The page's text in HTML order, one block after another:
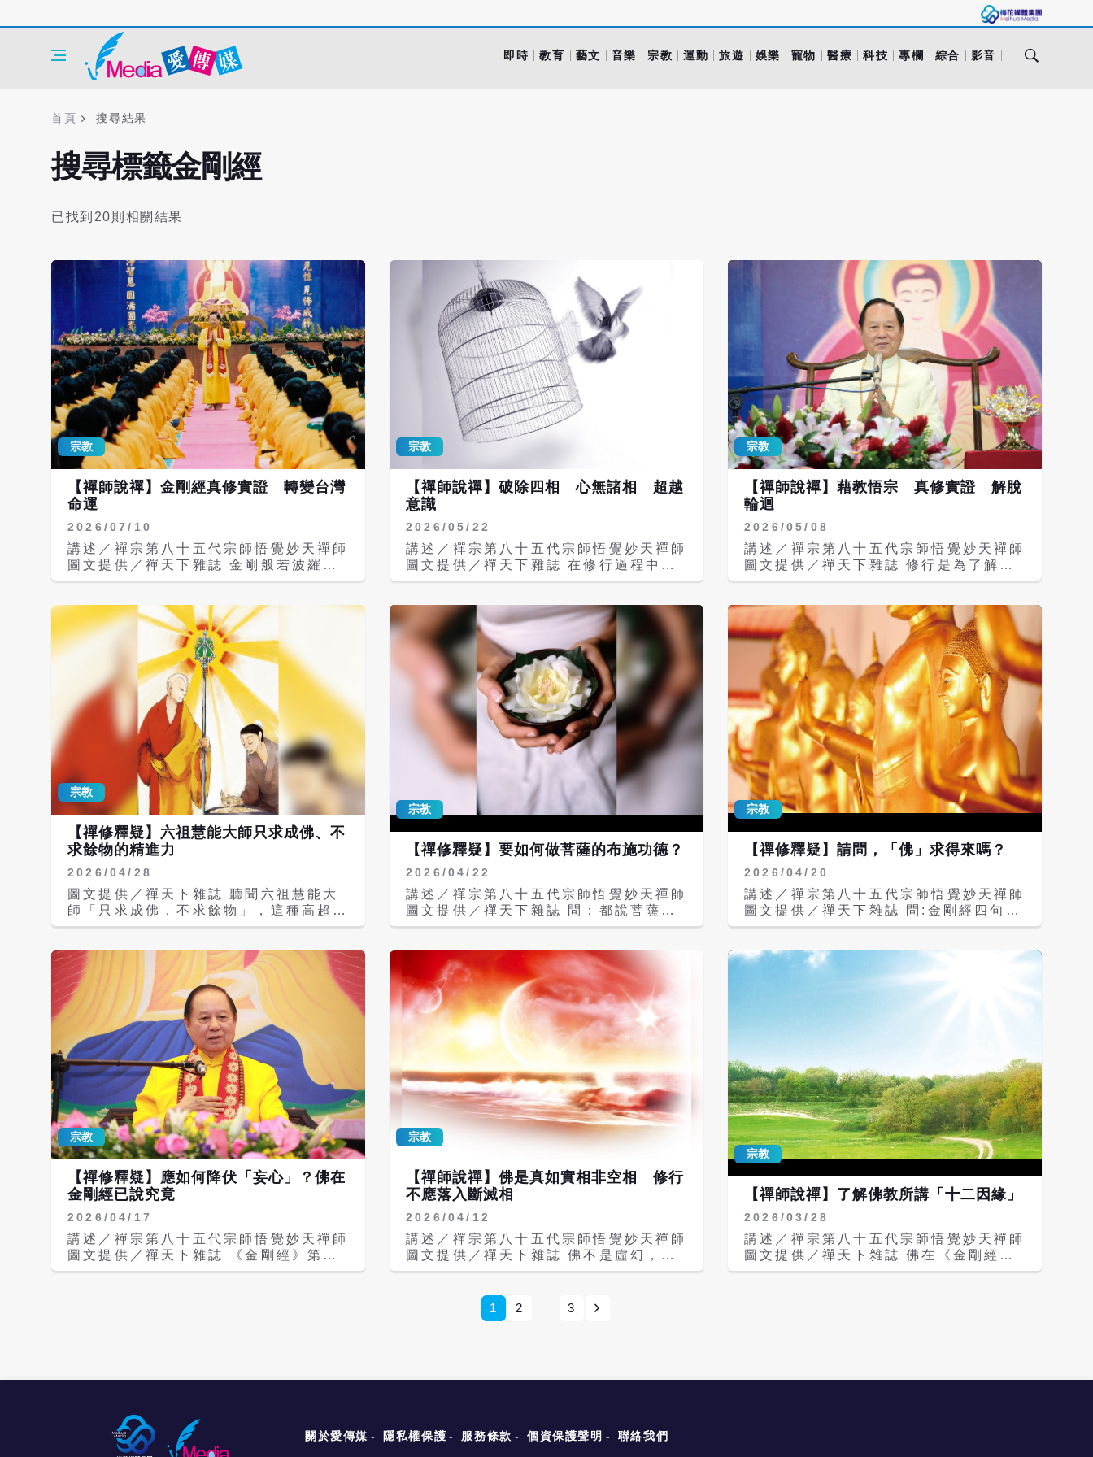
即時 教育 藝文 音樂 宗教 運動 旅遊 娛樂 寵物 醫療 科技 專欄 綜合 影音
首頁 搜尋結果
搜尋標籤金剛經
已找到20則相關結果
宗教
【禪師說禪】金剛經真修實證 轉變台灣
命運
2026/07/10
講述／禪宗第八十五代宗師悟覺妙天禪師
圖文提供／禪天下雜誌 金剛般若波羅
蜜，最尊貴、最殊勝、最為第一，為阿耨
出。 世尊於般若十六會中，特別在第九
會時，為大乘者、最上乘者說此經，足見
《金剛經》對於啟發修行人開悟的智慧，
是相當重要的。 佛告須菩提：「金剛經
有不可思議、不可稱量、無邊功德，如來
為發大乘者說、為發最上乘者說：若有人
能受持、請頌廣為人說，如來悉知是人，
悉見是人，皆成就不可量、不可稱、無有
邊不可思議功德。如是人則荷擔如來阿耨
多羅三藐三菩提。」 因此，現代修行人
應該打破傳統看經、讀經、誦經的習慣，
更進一步的深刻體會佛說《金剛經》的真
實義，也就是要真修實證，讓《金剛經》
成為一部真正的「活的金剛經」。 如果
台灣人民都能瞭解《金剛經》的真實義，
同時實際將經中的智慧運用於生活之中，
就能清淨每個人的磁場，而這一股共有的
清淨力量，也會改變來自於低層次、干擾
人類的惡質磁場，讓惡運遠離、災難不
不是用來朗讀、背誦的，而是要真修實
證。但在進入真修實證《金剛經》之前，
首先要瞭解什麼是《金剛經》。 《金剛
經》全名為《金剛般若波羅蜜經》，或稱
為《大乘金剛般若波羅蜜經》，因為這是
一部開悟成就的經典，是大乘菩薩所修行
的。 什麼是「大乘」？ 一般人依修行目
的或修行方法的不同，而將佛法分為小
乘、大乘、最上乘（或稱無上乘）： 1.
小乘佛法：即「獨覺禪」，只修自己，自
修自證。 2.大乘佛法：「自覺覺他、自
度度他」的禪行菩薩。 3.最上乘佛法：
修行「當下開悟、一世成佛」的無上正等
正覺法門，也就是成就佛菩薩。 什麼是
「金剛」？ 修行是從「凡人」開始修
起，一般說來，要經過三大阿僧祇劫，才
能夠「超凡入聖」，修到佛菩薩的果位。
所謂三大阿僧祇劫，並不是指時間的長
短，而是指三界－欲界、色界、無色界；
也就是說，修行要超越三界，然後才能夠
是指大智慧，不是一般所謂的聰明。大智
「人」來修行？如果你懂得與內在的靈性
相應，就可以得到大智慧，什麼樣的智
宗教
【禪師說禪】破除四相 心無諸相 超越
意識
2026/05/22
講述／禪宗第八十五代宗師悟覺妙天禪師
圖文提供／禪天下雜誌 在修行過程中，
難免會遇到許多意識的障礙，因為在修行
無常、生滅現象，以及很多的障礙。這些
障礙來自於意識，也就是偏見，而偏見往
往又是由執著所造成，因此「執著」是修
行人最大的敵人。 在成佛之前，最大的
障礙就是自己，因為人心無常，想來想去
的，會想出一堆障礙來自我困擾，甚至還
會因此生起傲慢心、懷疑心，或是想不
開，滿腦子負面思想。 這種心理的障
礙，嚴格來說，等於是「地獄」。一位修
行者，則會將煩惱、痛苦等等知識層面的
困擾，轉變為心靈上「常樂我淨」的境
菩提樹下證道時，曾感慨地說：「眾生皆
我執與法執」，而人之所以會有我執與法
執，就是受困於貪瞋癡慢疑三毒二邪，心
住四相，所以不得解脫。 《心經》上也
說：「觀自在菩薩，行深般若波羅蜜多
時，照見五蘊皆空，度一切苦厄」，就是
是「我相」，如果能夠超越「我」，遠離
我相，那什麼煩惱也不會住進我們的心，
修行人應該要有這種認知。 而法執是什
麼？即是對「法」的執著，凡事一定要照
自己的方法來做，依自己得來的知識或經
驗，作為判斷衡量的標準，不知變通，無
法對事物做全盤了解，是一種所知的障
礙。 從最究竟的角度來看，人會產生我
執與法執，其根源來自於眾生的習性沒有
滅度、沒有解脫。什麼是眾生的習性？即
貪瞋癡慢疑三毒二邪，這些習性都要徹底
地滅度，因此在修行上，我們要特別留意
自己的心。 成就佛菩薩並不難，就是要
將三毒二邪「貪瞋癡慢疑」的眾生根塵全
部解脫、全部滅度，那麼就可以進入聖
位。如果不能滅度，在修行上就會有阻
礙，也就無法如願到達佛國淨土。 所謂
「貪」，指的是貪心，不只是將非我之物
而占為己有，凡是超越本份的事就是貪；
該如何突破貪心？則要從知足常樂做起。
或是對人對事因不如己意就埋怨，心裡有
不平怨恨，也包括吵架、打架、暴力、忌
「癡」，癡心，什麼是癡心？就是迷惑執
了滿足自己的欲望，或心理的期望，到廟
裡去求神明保佑，請神明幫助他完成願
宗教
【禪師說禪】藉教悟宗 真修實證 解脫
輪迴
2026/05/08
講述／禪宗第八十五代宗師悟覺妙天禪師
圖文提供／禪天下雜誌 修行是為了解脫
輪迴，讓無生無滅的神聖靈性，不要一直
好是到佛菩薩的境界，這是我們修行的目
的。 佛法，是讓人們開悟人生來處和往
生去處，並且真修實證，解脫輪迴的菩提
心法。 可惜很多人都不瞭解，都在人世
間醉生夢死、顛倒夢想，把最重要的靈性
解脫放在一邊，只追求色身的需要。 其
實色身的一切，當最後一口氣結束的時
候，什麼都沒了。可是一般人都沒有這種
覺醒，不開悟，只追求、滿足人生在世的
這一段期間，不瞭解往生後靈性的去處，
到底是上天堂、上佛國，還是下地獄。
因為大部份的人，都只相信自己的感官所
感覺到的事物，而天堂、地獄看不見，所
候，因果律一定現前，即使這一輩子沒有
做過什麼惡業的人，也會因為累世以來造
的業，而逃不過因果。 然而，當業報現
前時，就是災難，就是痛苦。 我們希望
這一世所修的正法，能夠讓自己在這一世
解脫到最後清淨根性，明心見性。 因
此，修行是為了明心，為了見性，為了成
佛;如果不是為了明心，不是為了見性成
理，這種真修實證的方法，就是我們所教
的「印心佛法」和「印心禪法」。 「印
心佛法」是成就佛陀的般若，是成佛的智
慧；「印心禪法」是師父經過修行以後，
所見證的方法。 超越障礙 以達解脫 所
以，要解脫，首先要能見性，我想大家應
該瞭解，修行不能見性的原因，是因為三
礙，以及累世業力的障礙。如果你不能滅
度這三大障礙，是很難見性的。 比方像
身體的障礙，就是色身眾生的意識，我們
身體裡面的眾生，包括皮、肉、血、骨髓
等等，包括整個系統、整個器官、整個細
一樣，因為體內包含了祖先的遺傳因子，
宗教
【禪修釋疑】六祖慧能大師只求成佛、不
求餘物的精進力
2026/04/28
圖文提供／禪天下雜誌 聽聞六祖慧能大
師「只求成佛，不求餘物」，這種高超的
精神力令人感佩，祂的修行歷程是如何？
小就過著清苦的日子，沒有錢唸書，所以
也不識字。他的父親本是個地方官，後來
辭官了，在慧能大師三歲的時候因病往
生，留下孤兒寡母相依為命。 六祖的母
親平日做些針繡縫補的零工，賺些蕃薯、
木薯、芋頭回來當粥飯，六祖則每天以砍
柴、賣柴為生，母子兩人就這麼過著家無
隔宿之糧的窮苦日子，勉強可以維持溫
飽。一般人若是像他這樣，哪裡還會想到
要修行？可是六祖不一樣，他是真正的大
根器者。 有一天，當六祖將所砍的柴送
到一家客棧去賣的時候，聽到有人在誦讀
《金剛經》，他深受吸引，便上前去請
教。這個人告訴六祖：「弘忍大師正在東
禪寺說法，門下有一千多人，我就是在他
那裡聽受這部《金剛經》的。弘忍大師要
我們依經中所言來修行，就可以明心見
性，直了成佛。」這一番話，聽得慧能大
師心生嚮往。 不過，雖然六祖很想到東
禪寺去，但孝順的他又擔心母親沒人照
了黃梅縣的東禪寺，拜見五祖弘忍大師。
麼？」六祖回答：「我是閩南人，來這裡
是為了拜師求作佛，不求餘物。」五祖知
道他是大根器者，就刻意出個難題考考
宗教
【禪修釋疑】要如何做菩薩的布施功德？
2026/04/22
講述／禪宗第八十五代宗師悟覺妙天禪師
圖文提供／禪天下雜誌 問：都說菩薩要
做「布施功德」。要如何做呢？ 答：布
人對於布施的認知，大多是指金錢布施，
或是對眾生的「身體」行布施，比方像救
助苦難、疾病，或是為建造廟宇而奉獻，
甚至像照顧流浪狗等等，這些都是對人的
身體、對眾生、動物的身體所作的布施，
是發慈悲心去做善事，是一種有相的布
施，可以累積福德，將來可以升天。 真
正的功德是無相的布施，也就是對眾生的
「靈性」行布施，這種無相布施可以讓靈
性成就佛菩薩，所以是真布施、真功德。
比方像設立道場或佛堂，讓更多人能夠方
便修行，能夠從凡人成就佛菩薩。也就是
場，都是在造無相的真功德。 佛在《金
剛經》第十一品〈無為福勝〉中說，如果
有人用裝滿像恆河沙數量那麼多的三千大
千世界的七寶來布施，還不如用《金剛
經》裡面的一段話來為他人說法，這種無
相布施的功德，勝過你用幾十億、幾百億
的金錢來行有相布施所得到的福德。 因
施、供養得再多，有一天，這個人還是會
死亡，所以這種布施是有時間性的，是短
德，所以當然大過有相布施的福德。 由
是福德，利益靈性成就的布施才是真功
德。有了這個觀念以後，我們就要去多造
宗教
【禪修釋疑】請問，「佛」求得來嗎？
2026/04/20
講述／禪宗第八十五代宗師悟覺妙天禪師
圖文提供／禪天下雜誌 問:金剛經四句偈
中的「若以色見我，以音聲求我，是人行
呢？ 答：這首四句偈見於《金剛經》第
二十六品〈法身非相〉。所謂「若以色見
我」，如果想以色身來見佛。「以音聲求
我們每天都想見佛，一見到佛像就膜拜，
或是每天唸佛多少遍，以音聲求佛；佛說
這是「人行邪道，不能見如來」。對時下
許多修行人而言，這真是當頭棒喝！ 由
此可知，修行絕不可心存「我要見佛」或
「我在禪定中以意識見佛」的想法，也不
的。因為這是用色身的意識在修行，已經
有所偏差。真正的修行是修定慧，也就是
修般若禪定，所謂的三昧定－「深定、正
定、妙定」，要秘密見證、秘密內修，才
能成就無上菩提。 佛在這首四句偈中，
已經告訴我們，不能以「身相」見如來，
也許有人看到的法身，與畫裡的佛菩薩一
宗教
【禪修釋疑】應如何降伏「妄心」？佛在
金剛經已說究竟
2026/04/17
講述／禪宗第八十五代宗師悟覺妙天禪師
圖文提供／禪天下雜誌 《金剛經》第二
品中，長老須菩提請示了世尊兩個問題，
看看第三品，佛是怎麼回答須菩提的。
《金剛經》第三品，悟覺妙天禪師的經文
講解： 「金剛經第三品是『大乘正
宗教
【禪師說禪】佛是真如實相非空相 修行
不應落入斷滅相
2026/04/12
講述／禪宗第八十五代宗師悟覺妙天禪師
圖文提供／禪天下雜誌 佛不是虛幻，不
是空相，而是真如實相。 如果見不到佛
落入斷滅相；這樣修行不能成就。 許多
修行人，因為還沒有見性，或是還沒有修
相無相的，是確實存在的，不是沒有佛，
宗教
【禪師說禪】了解佛教所講「十二因緣」
2026/03/28
講述／禪宗第八十五代宗師悟覺妙天禪師
圖文提供／禪天下雜誌 佛在《金剛經》
第九品〈一相無相〉中說：「阿那含名為
1 2 ... 3
關於愛傳媒 隱私權保護 服務條款 個資保護聲明 聯絡我們